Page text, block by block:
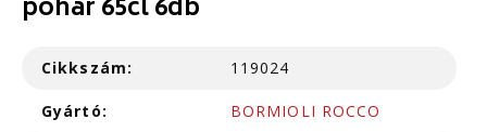
pohár 65cl 6db
Cikkszám: 119024
Gyártó: BORMIOLI ROCCO